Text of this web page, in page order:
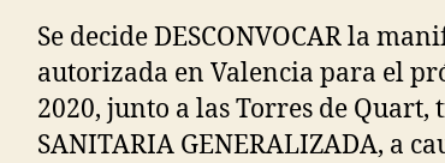
Se decide DESCONVOCAR la
autorizada en Valencia para el
2020, junto a las Torres de Quart,
SANITARIA GENERALIZADA, a